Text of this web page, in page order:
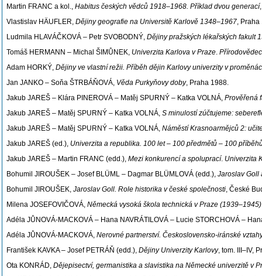
Martin FRANC a kol., Habitus českých vědců 1918–1968. Příklad dvou generací
Vlastislav HÄUFLER, Dějiny geografie na Universitě Karlově 1348–1967, Praha
Ludmila HLAVÁČKOVÁ – Petr SVOBODNÝ, Dějiny pražských lékařských fakult
Tomáš HERMANN – Michal ŠIMŮNEK, Univerzita Karlova v Praze.
Adam HORKÝ, Dějiny ve vlastní režii. Příběh dějin Karlovy univerzity v
Jan JANKO – Soňa ŠTRBÁŇOVÁ, Věda Purkyňovy doby, Praha 1988.
Jakub JAREŠ – Klára PINEROVÁ – Matěj SPURNÝ – Katka VOLNÁ, Prověřená
Jakub JAREŠ – Matěj SPURNÝ – Katka VOLNÁ, S minulostí zúčtujeme:
Jakub JAREŠ – Matěj SPURNÝ – Katka VOLNÁ, Náměstí Krasnoarmějců 2:
Jakub JAREŠ (ed.), Univerzita a republika. 100 let – 100 předmětů – 100
Jakub JAREŠ – Martin FRANC (edd.), Mezi konkurencí a spoluprací. Univerzita
Bohumil JIROUŠEK – Josef BLÜML – Dagmar BLÜMLOVÁ (edd.), Jaroslav Goll
Bohumil JIROUŠEK, Jaroslav Goll. Role historika v české společnosti, České
Milena JOSEFOVIČOVÁ, Německá vysoká škola technická v Praze (1939–1945)
Adéla JŮNOVÁ-MACKOVÁ – Hana NAVRÁTILOVÁ – Lucie STORCHOVÁ –
Adéla JŮNOVÁ-MACKOVÁ, Nerovné partnerství. Československo-iránské
František KAVKA – Josef PETRÁŇ (edd.), Dějiny Univerzity Karlovy, tom. III–IV,
Ota KONRÁD, Dějepisectví, germanistika a slavistika na Německé univerzitě v